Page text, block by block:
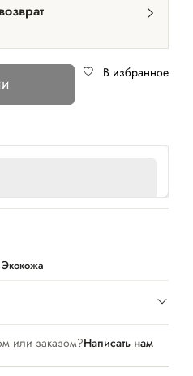
В избранное
или заказом?Написать нам
Экокожа